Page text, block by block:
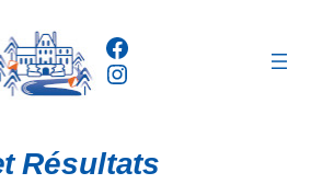
Facebook
Instagram
Résultats